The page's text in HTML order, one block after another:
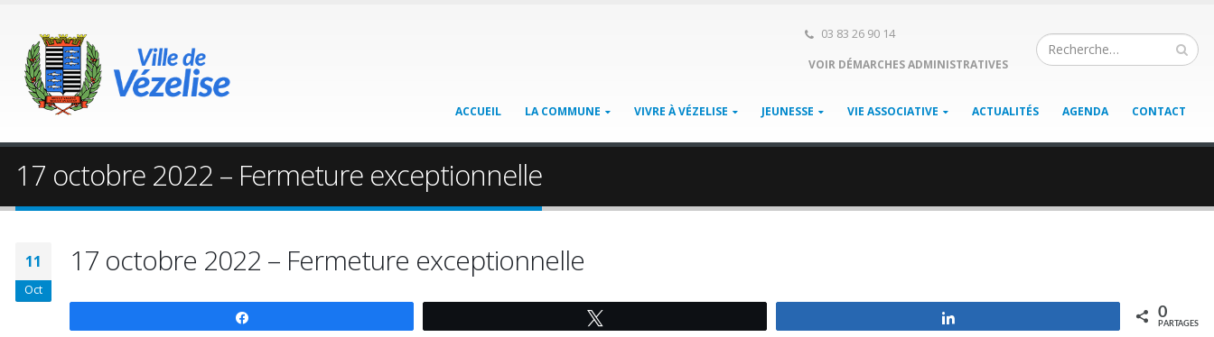
03 83 26 90 14
VOIR DÉMARCHES ADMINISTRATIVES
ACCUEIL LA COMMUNE VIVRE À VÉZELISE JEUNESSE VIE ASSOCIATIVE ACTUALITÉS AGENDA CONTACT
17 octobre 2022 – Fermeture exceptionnelle
11
Oct
17 octobre 2022 – Fermeture exceptionnelle
0
PARTAGES